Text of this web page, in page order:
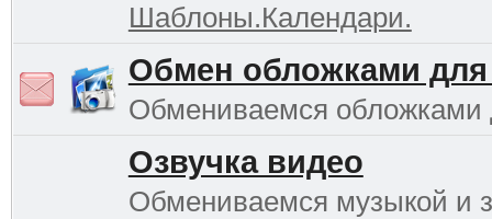
Шаблоны.Календари.
Обмен обложками для
Обмениваемся обложками
Озвучка видео
Обмениваемся музыкой и